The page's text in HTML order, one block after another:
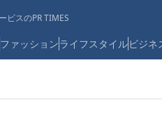
ビスのPR TIMES
ファッションライフスタイルビジネ